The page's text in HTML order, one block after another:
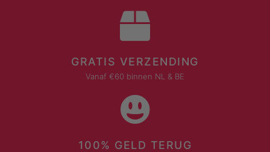
GRATIS VERZENDING
Vanaf €60 binnen NL & BE
100% GELD TERUG